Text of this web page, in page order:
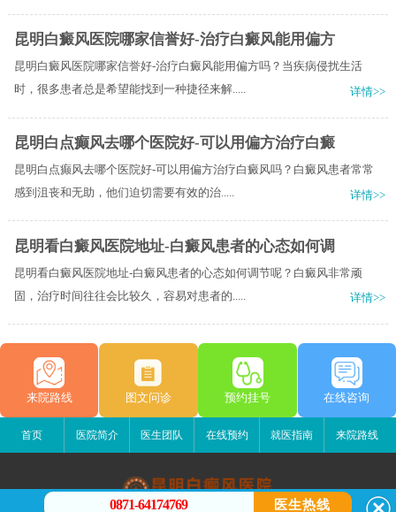
昆明白癜风医院哪家信誉好-治疗白癜风能用偏方
昆明白癜风医院哪家信誉好-治疗白癜风能用偏方吗？当疾病侵扰生活
时，很多患者总是希望能找到一种捷径来解.....
详情>>
昆明白点癫风去哪个医院好-可以用偏方治疗白癜
昆明白点癫风去哪个医院好-可以用偏方治疗白癜风吗？白癜风患者常常
感到沮丧和无助，他们迫切需要有效的治.....
详情>>
昆明看白癜风医院地址-白癜风患者的心态如何调
昆明看白癜风医院地址-白癜风患者的心态如何调节呢？白癜风非常顽
固，治疗时间往往会比较久，容易对患者的.....
详情>>
来院路线 图文问诊 预约挂号 在线咨询
首页 医院简介 医生团队 在线预约 就医指南 来院路线
0871-64174769 医生热线